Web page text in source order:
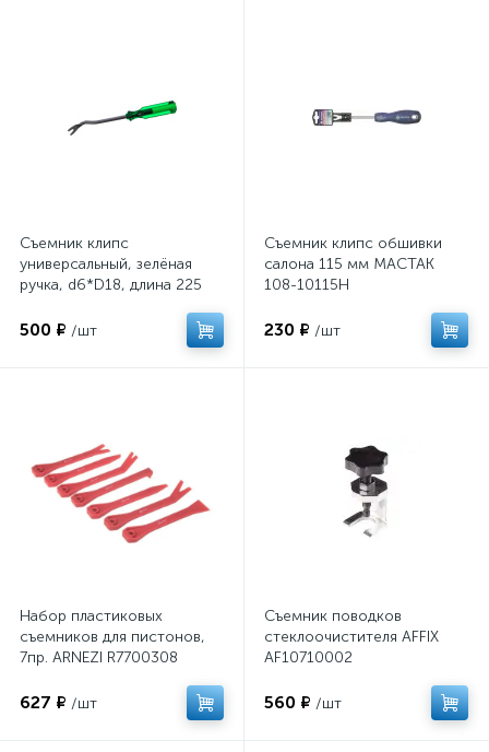
Съемник клипс
универсальный, зелёная
ручка, d6*D18, длина 225
500 ₽ /шт
Съемник клипс обшивки
салона 115 мм МАСТАК
108-10115H
230 ₽ /шт
Набор пластиковых
съемников для пистонов,
7пр. ARNEZI R7700308
627 ₽ /шт
Съемник поводков
стеклоочистителя AFFIX
AF10710002
560 ₽ /шт